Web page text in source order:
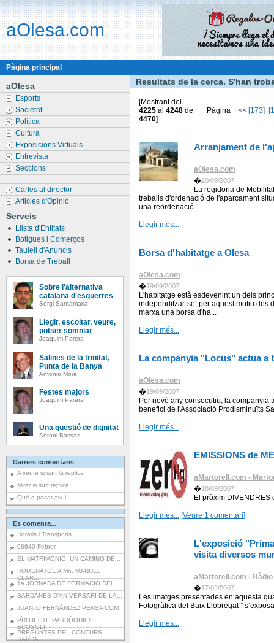
aOlesa.com
Pàgina principal
aOlesa
Esports
Societat
Política
Cultura
Exposicions Virtuals
Entrevista
Seccions
Cartes al director
Articles d'Opinió
Serveis
Llista d'Entitats
Botigues i Comerços
Taulell d'Anuncis
Borsa de Treball
Sobre l'alternativa
catalana d'esquerres
Sergi Santamaria
Llegir, escoltar, veure,
potser somniar
Joaquim Parera
Salines de la trinitat,
Punta de la Banya
Antonio Mora
Festes majors
Joaquim Parera
Una qüestió de dignitat
Antoni Bassas
Darrers comentaris
A veure si surt la replica
Mirar si surt replica
Qué a pasat avui
Es comenta...
Horaris i Transports
08640 Febrer
EL MATRIMONIO: UN CAMINO DE...
HOMENATGE A Mn. MANUEL
CLAR...
1a JORNADA DE FORMACIÓ DEL ...
SARDANES D'ANIVERSARI DE LA...
JUANJO FERNÁNDEZ PENSA COM
...
PROJECTE PARRÒQUIES
ECOSOLI...
PREGUNTES PEL CONCURS
SARDA...
Resultats de la cerca. S'han
[Mostrant del
4225 al 4248 de
4470]
Pàgina << [173]
Arranjament de
aOlesa.com
�20/09/2007
La regidoria de
treballs d'ordenació de l'aparcament
una reordenació...
Llegir més...
Borsa d'habitatge a Olesa
aOlesa.com
�19/09/2007
L'habitatge està esdevenint un dels
independitzar-se, per aquest motiu des
marxa una borsa d'ha...
Llegir més...
La companyia "Locus" actua a
aOlesa.com
�19/09/2007
Per novè any consecutiu, la companyia
benefici de l'Associació Prodisminuïts
Llegir més...
EMISSIONS de
aMartorell.com -
�18/09/2007
El pròxim DIVENDRES
Llegir més... [Veure 1 comentari]
L'exposició
visita diversos
aMartorell.com -
�17/09/2007
Les imatges presentades en aquesta
Fotogràfica del Baix Llobregat ”
Llegir més...